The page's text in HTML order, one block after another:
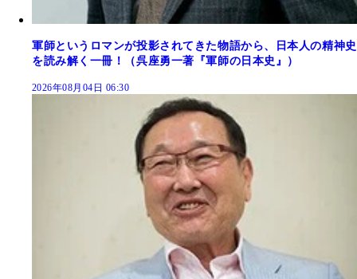
軍師というロマンが投影されてきた物語から、日本人の精神史
を読み解く一冊！（呉座勇一著『軍師の日本史』）
2026年08月04日 06:30